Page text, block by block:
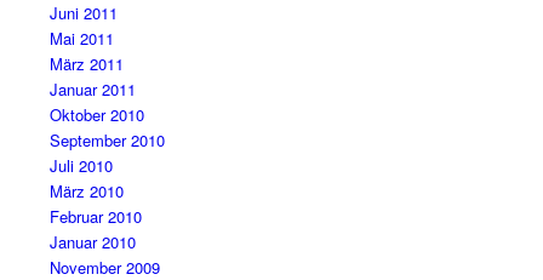
Juni 2011
Mai 2011
März 2011
Januar 2011
Oktober 2010
September 2010
Juli 2010
März 2010
Februar 2010
Januar 2010
November 2009